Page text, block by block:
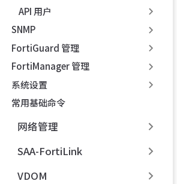
API 用户
SNMP
FortiGuard 管理
FortiManager 管理
系统设置
常用基础命令
网络管理
SAA-FortiLink
VDOM